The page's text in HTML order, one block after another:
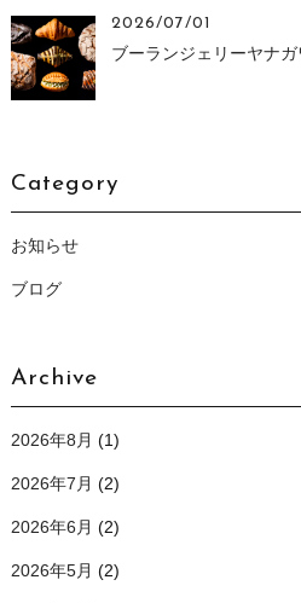
2026/07/01
ブーランジェリーヤナ
Category
お知らせ
ブログ
Archive
2026年8月 (1)
2026年7月 (2)
2026年6月 (2)
2026年5月 (2)